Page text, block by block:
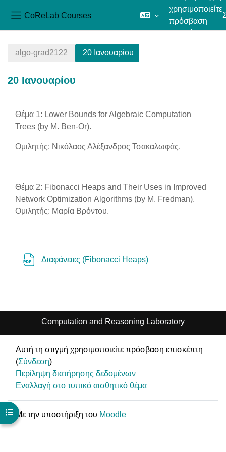
CoReLab Courses
χρησιμοποιείτε
πρόσβαση
επισκέπτη
Άνοιγμα ευρετηρίου μαθήματος
algo-grad2122 20 Ιανουαρίου
20 Ιανουαρίου
Section outline
Θέμα 1: Lower Bounds for Algebraic Computation
Trees (by M. Ben-Or).
Ομιλητής: Νικόλαος Αλέξανδρος Τσακαλωφάς.
Θέμα 2: Fibonacci Heaps and Their Uses in Improved
Network Optimization Algorithms (by M. Fredman).
Ομιλητής: Μαρία Βρόντου.
Διαφάνειες (Fibonacci Heaps)
Computation and Reasoning Laboratory
Αυτή τη στιγμή χρησιμοποιείτε πρόσβαση επισκέπτη
(Σύνδεση)
Περίληψη διατήρησης δεδομένων
Εναλλαγή στο τυπικό αισθητικό θέμα
Με την υποστήριξη του Moodle